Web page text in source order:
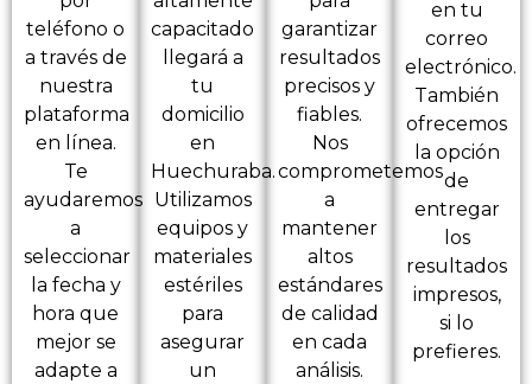
teléfono o
a través de
nuestra
plataforma
en línea.
Te
ayudaremos
a
seleccionar
la fecha y
hora que
mejor se
adapte a
capacitado
llegará a
tu
domicilio
en
Huechuraba.
Utilizamos
equipos y
materiales
estériles
para
asegurar
un
garantizar
resultados
precisos y
fiables.
Nos
comprometemos
a
mantener
altos
estándares
de calidad
en cada
análisis.
en tu
correo
electrónico.
También
ofrecemos
la opción
de
entregar
los
resultados
impresos,
si lo
prefieres.